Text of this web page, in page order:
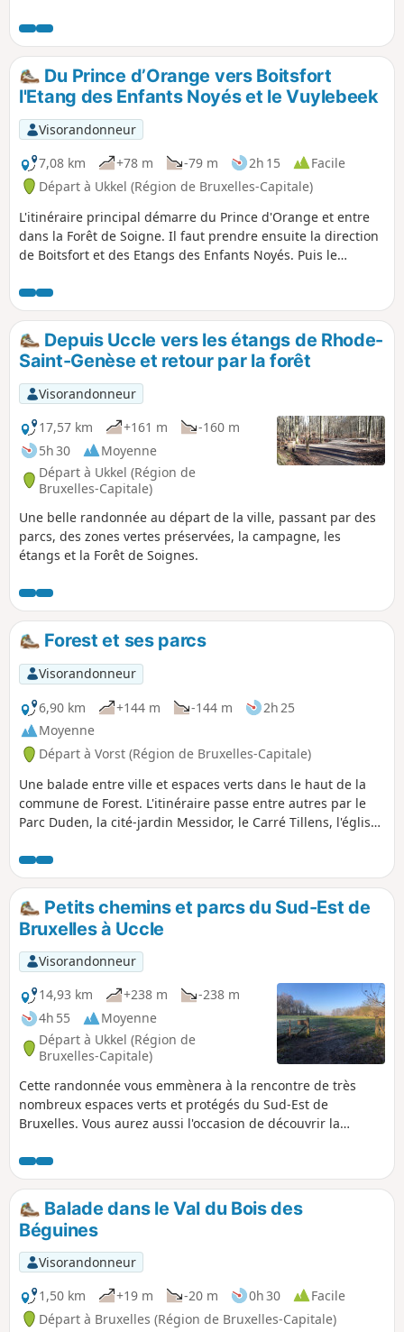
automobiles, entre le Parc de Forest et le Parc Duden, à
l'aller et au retour. On peut se garer sur les emplacements
dédiés de l'Avenue des Villas.
Du Prince d’Orange vers Boitsfort
l'Etang des Enfants Noyés et le Vuylebeek
Visorandonneur
7,08 km
+78 m -79 m 2h 15
Facile
Départ à Ukkel (Région de Bruxelles-Capitale)
L'itinéraire principal démarre du Prince d'Orange et entre
dans la Forêt de Soigne. Il faut prendre ensuite la direction
de Boitsfort et des Etangs des Enfants Noyés. Puis le
Prince d'Orange.
Depuis Uccle vers les étangs de Rhode-
Saint-Genèse et retour par la forêt
Visorandonneur
17,57 km
+161 m
-160 m
5h 30
Moyenne
Départ à Ukkel (Région de
Bruxelles-Capitale)
Une belle randonnée au départ de la ville, passant par des
parcs, des zones vertes préservées, la campagne, les
étangs et la Forêt de Soignes.
Forest et ses parcs
Visorandonneur
6,90 km
+144 m -144 m
2h 25
Moyenne
Départ à Vorst (Région de Bruxelles-Capitale)
Une balade entre ville et espaces verts dans le haut de la
commune de Forest. L'itinéraire passe entre autres par le
Parc Duden, la cité-jardin Messidor, le Carré Tillens, l'église
Petits chemins et parcs du Sud-Est de
Bruxelles à Uccle
Visorandonneur
14,93 km
+238 m
-238 m
4h 55
Moyenne
Départ à Ukkel (Région de
Bruxelles-Capitale)
Cette randonnée vous emmènera à la rencontre de très
nombreux espaces verts et protégés du Sud-Est de
Bruxelles. Vous aurez aussi l'occasion de découvrir la
quelques quartiers très tranquilles et privilégiés. Vous
parcourrez aussi une partie de la Forêt de Soignes assez
peu fréquentée à l'Est de la Drève de Lorraine. L'essentiel de
la balade se passe sur des chemins de terre qui peuvent
s'avérer boueux et parfois glissants. Prévoyez donc des
chaussures en conséquence. Une balade au vert très
diversifiée sans devoir sortir de Bruxelles. N'hésitez pas.
Balade dans le Val du Bois des
Béguines
Visorandonneur
1,50 km
+19 m -20 m 0h 30
Facile
Départ à Bruxelles (Région de Bruxelles-Capitale)